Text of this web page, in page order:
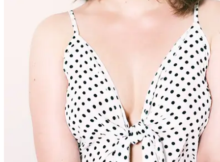
Uniques
Projects